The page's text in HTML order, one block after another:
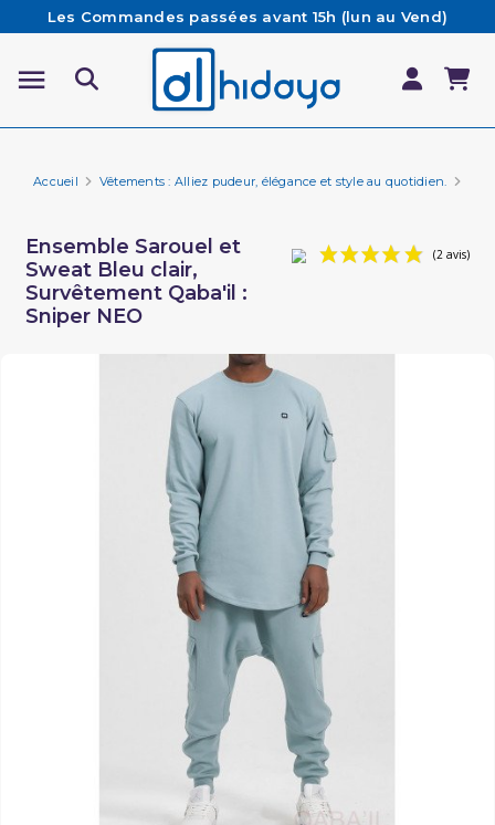
Les Commandes passées avant 15h (lun au Vend)
sont préparées et expédiées le jour même
Besoin d'aide ? Retrouvez notre FAQ
Livraison offerte à partir de 65€ d'achat*
Accueil Vêtements : Alliez pudeur, élégance et style au quotidien.
Ensemble Sarouel et
Sweat Bleu clair,
Survêtement Qaba'il :
Sniper NEO